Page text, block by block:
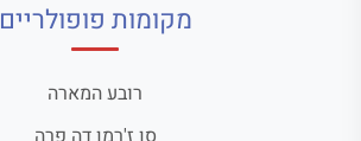
מקומות פופולריים
רובע המארה